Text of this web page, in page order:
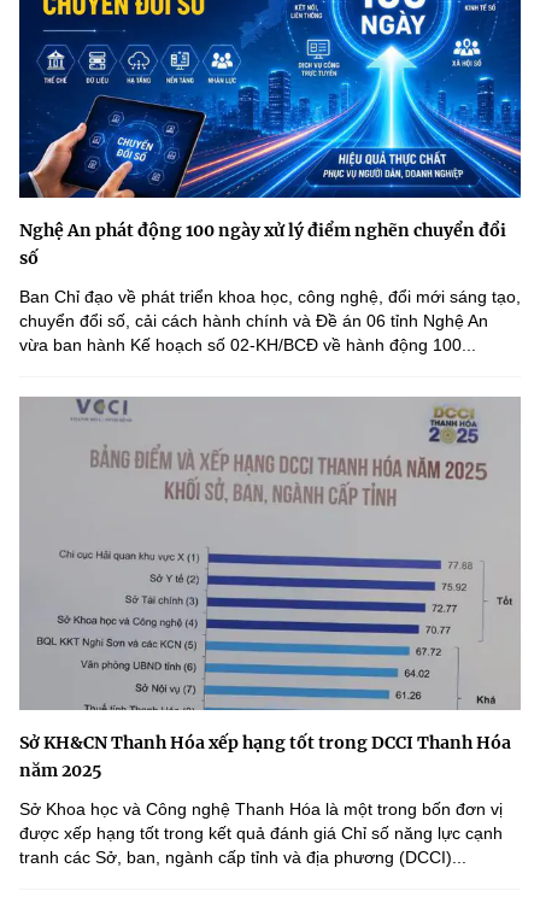
Nghệ An phát động 100 ngày xử lý điểm nghẽn chuyển đổi
số
Ban Chỉ đạo về phát triển khoa học, công nghệ, đổi mới sáng tạo,
chuyển đổi số, cải cách hành chính và Đề án 06 tỉnh Nghệ An
vừa ban hành Kế hoạch số 02-KH/BCĐ về hành động 100...
Sở KH&CN Thanh Hóa xếp hạng tốt trong DCCI Thanh Hóa
năm 2025
Sở Khoa học và Công nghệ Thanh Hóa là một trong bốn đơn vị
được xếp hạng tốt trong kết quả đánh giá Chỉ số năng lực cạnh
tranh các Sở, ban, ngành cấp tỉnh và địa phương (DCCI)...